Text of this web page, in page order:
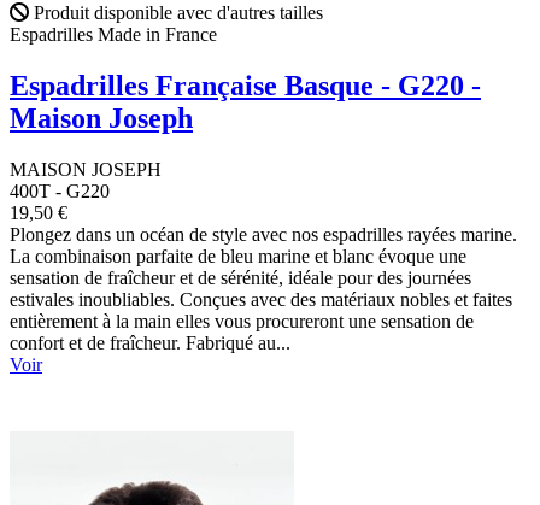
Produit disponible avec d'autres tailles
Espadrilles Made in France
Espadrilles Française Basque - G220 -
Maison Joseph
MAISON JOSEPH
400T - G220
19,50 €
Plongez dans un océan de style avec nos espadrilles rayées marine.
La combinaison parfaite de bleu marine et blanc évoque une
sensation de fraîcheur et de sérénité, idéale pour des journées
estivales inoubliables. Conçues avec des matériaux nobles et faites
entièrement à la main elles vous procureront une sensation de
confort et de fraîcheur. Fabriqué au...
Voir